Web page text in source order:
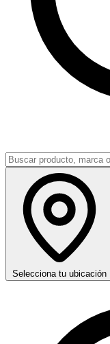
Selecciona tu ubicación